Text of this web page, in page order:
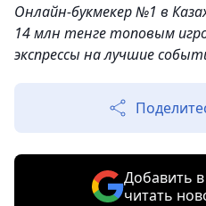
Онлайн-букмекер №1 в
14 млн тенге топовым
экспрессы на лучшие
Добавить
читать